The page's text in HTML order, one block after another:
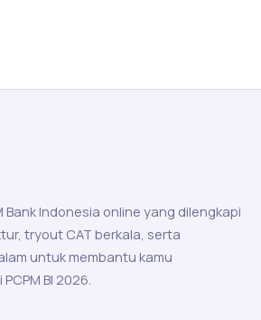
Bank Indonesia online yang dilengkapi
tryout CAT berkala, serta
untuk membantu kamu
BI 2026.